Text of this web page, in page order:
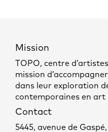
Mission
TOPO, centre
mission
dans leur exploration
contemporaines en
Contact
5445, avenue de